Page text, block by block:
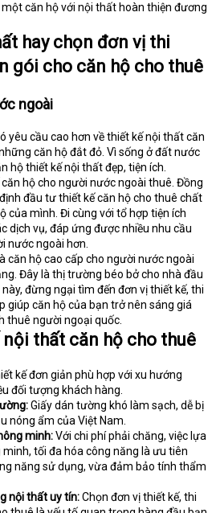
căn hộ với nội thất hoàn thiện đương
hay chọn đơn vị thi
gói cho căn hộ cho thuê
ngoài
yêu cầu cao hơn về thiết kế nội thất căn
căn hộ đắt đỏ. Vì sống ở đất nước
hộ thiết kế nội thất đẹp, tiện ích.
hộ cho người nước ngoài thuê. Đồng
đầu tư thiết kế căn hộ cho thuê chất
của mình. Đi cùng với tổ hợp tiện ích
dịch vụ, đáp ứng được nhiều nhu cầu
nước ngoài hơn.
căn hộ cao cấp cho người nước ngoài
Đây là thị trường béo bở cho nhà đầu
đừng ngại tìm đến đơn vị thiết kế, thi
giúp căn hộ của bạn trở nên sáng giá
thuê người ngoại quốc.
thất căn hộ cho thuê
kế đơn giản phù hợp với xu hướng
đối tượng khách hàng.
Giấy dán tường khó làm sạch, dễ bị
nóng ẩm của Việt Nam.
minh:Với chi phí phải chăng, việc lựa
tối đa hóa công năng là ưu tiên
năng sử dụng, vừa đảm bảo tính thẩm
nội thất uy tín:Chọn đơn vị thiết kế, thi